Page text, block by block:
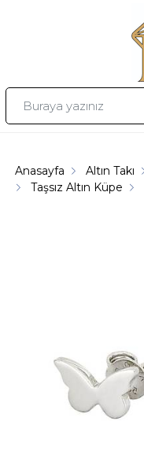
Anasayfa Altın Takı
Taşsız Altın Küpe